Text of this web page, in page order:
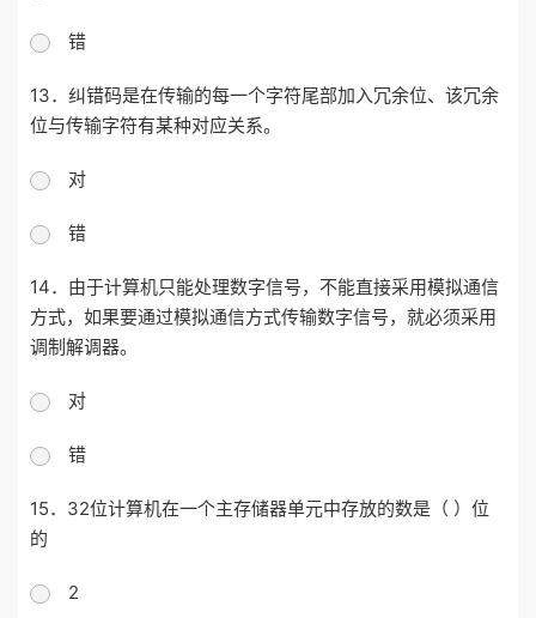
错
13．纠错码是在传输的每一个字符尾部加入冗余位、该冗余
位与传输字符有某种对应关系。
对
错
14．由于计算机只能处理数字信号，不能直接采用模拟通信
方式，如果要通过模拟通信方式传输数字信号，就必须采用
调制解调器。
对
错
15．32位计算机在一个主存储器单元中存放的数是（ ）位
的
2